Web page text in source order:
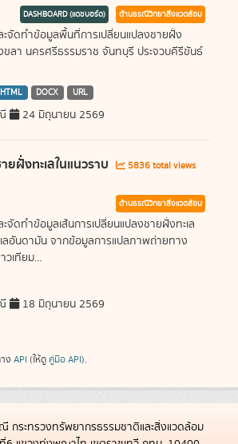
DASHBOARD (แดชบอร์ด) ด้านธรณีวิทยาสิ่งแวดล้อม
จัดทำข้อมูลพื้นที่การเปลี่ยนแปลงชายฝั่ง
ขลา นครศรีธรรมราช จันทบุรี ประจวบคีรีขันธ์
HTML DOCX URL
24 มิถุนายน 2569
ฝั่งทะเลในแนวราบ
5836 total views
ด้านธรณีวิทยาสิ่งแวดล้อม
ดทำข้อมูลเส้นการเปลี่ยนแปลงชายฝั่งทะเล
ลอันดามัน จากข้อมูลการแปลภาพถ่ายทาง
เทียม...
18 มิถุนายน 2569
ง API (ให้ดู คู่มือ API).
กระทรวงทรัพยากรธรรมชาติและสิ่งแวดล้อม